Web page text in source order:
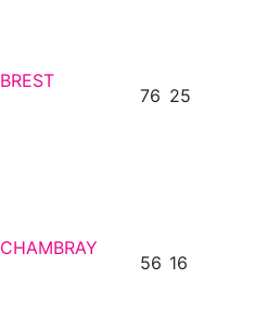
BREST
76 25
CHAMBRAY
56 16